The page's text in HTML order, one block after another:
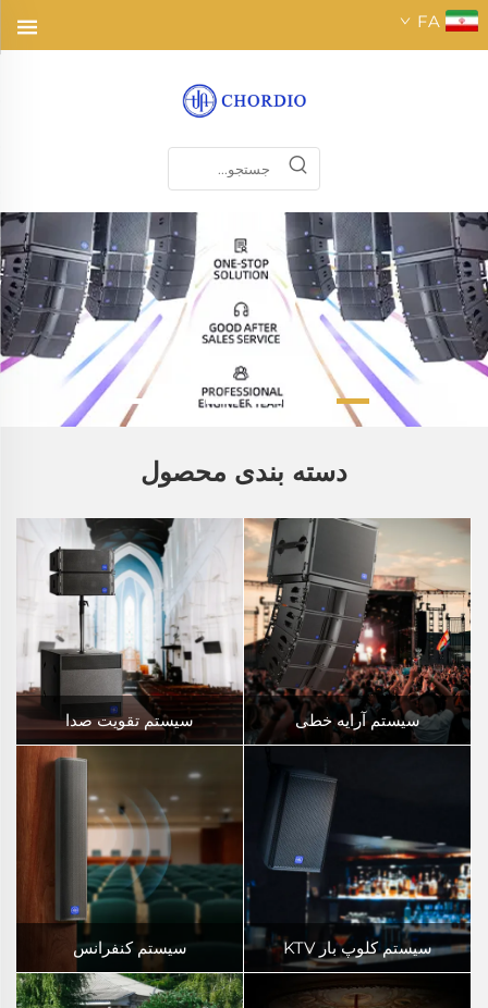
FA
دسته بندی محصول
سیستم آرایه خطی سیستم تقویت صدا
سیستم کلوپ بار KTV سیستم کنفرانس